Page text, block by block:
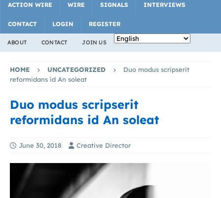
ACTION WIRE WIRE SIGNALS INTERVIEWS
CONTACT LOGIN REGISTER
ABOUT CONTACT JOIN US
HOME UNCATEGORIZED
Duo modus scripserit
reformidans id An soleat
Duo modus scripserit
reformidans id An soleat
June 30, 2018 Creative Director